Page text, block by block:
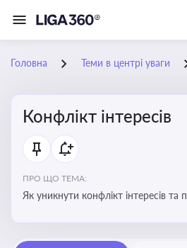
Головна Теми в центрі уваги
Конфлікт інтересів
ПРО ЩО ТЕМА:
Як уникнути конфлікт інтересів та